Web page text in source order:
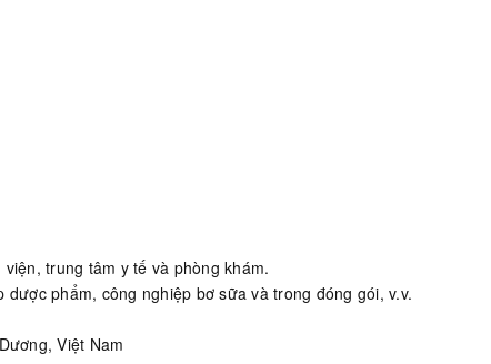
trung tâm y tế và phòng khám.
phẩm, công nghiệp bơ sữa và trong đóng gói, v.v.
Việt Nam